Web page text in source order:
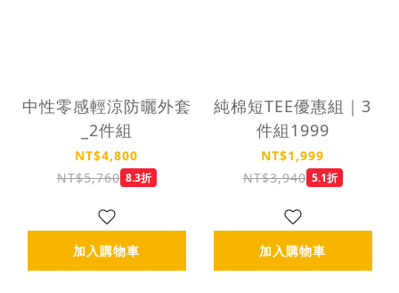
中性零感輕涼防曬外套
_2件組
NT$4,800
NT$5,760 8.3折
加入購物車
純棉短TEE優惠組｜3
件組1999
NT$1,999
NT$3,940 5.1折
加入購物車